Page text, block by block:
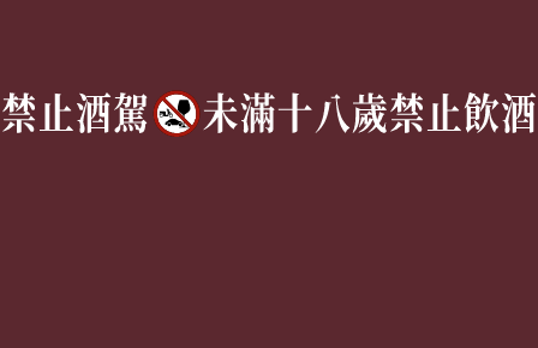
有任何問題歡迎加入官方Line 詢問